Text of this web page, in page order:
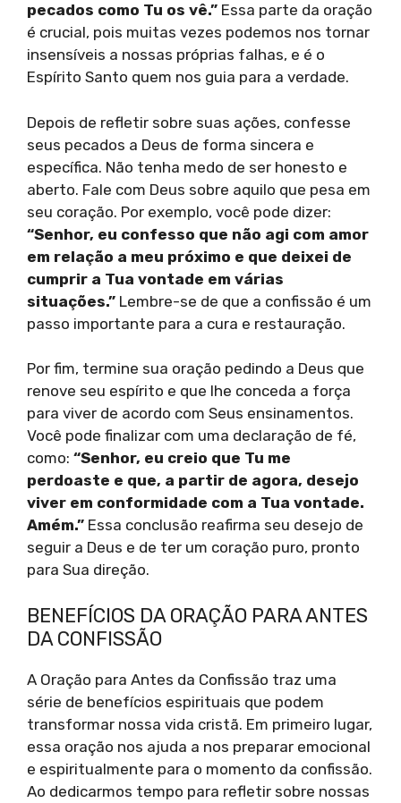
pecados como Tu os vê.” Essa parte da oração
é crucial, pois muitas vezes podemos nos tornar
insensíveis a nossas próprias falhas, e é o
Espírito Santo quem nos guia para a verdade.
Depois de refletir sobre suas ações, confesse
seus pecados a Deus de forma sincera e
específica. Não tenha medo de ser honesto e
aberto. Fale com Deus sobre aquilo que pesa em
seu coração. Por exemplo, você pode dizer:
“Senhor, eu confesso que não agi com amor
em relação a meu próximo e que deixei de
cumprir a Tua vontade em várias
situações.” Lembre-se de que a confissão é um
passo importante para a cura e restauração.
Por fim, termine sua oração pedindo a Deus que
renove seu espírito e que lhe conceda a força
para viver de acordo com Seus ensinamentos.
Você pode finalizar com uma declaração de fé,
como: “Senhor, eu creio que Tu me
perdoaste e que, a partir de agora, desejo
viver em conformidade com a Tua vontade.
Amém.” Essa conclusão reafirma seu desejo de
seguir a Deus e de ter um coração puro, pronto
para Sua direção.
BENEFÍCIOS DA ORAÇÃO PARA ANTES
DA CONFISSÃO
A Oração para Antes da Confissão traz uma
série de benefícios espirituais que podem
transformar nossa vida cristã. Em primeiro lugar,
essa oração nos ajuda a nos preparar emocional
e espiritualmente para o momento da confissão.
Ao dedicarmos tempo para refletir sobre nossas